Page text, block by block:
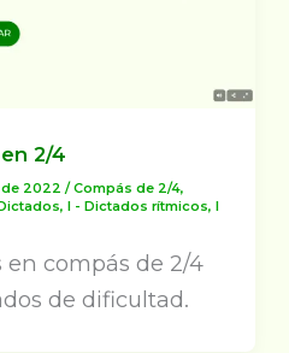
2/4
de 2022/Compás de 2/4,
,I - Dictados rítmicos,I
compás de 2/4
de dificultad.